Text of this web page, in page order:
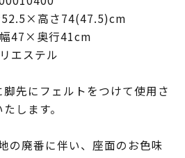
高さ74(47.5)cm
47×奥行41cm
エステル
先にフェルトをつけて使用さ
します。
の廃番に伴い、座面のお色味